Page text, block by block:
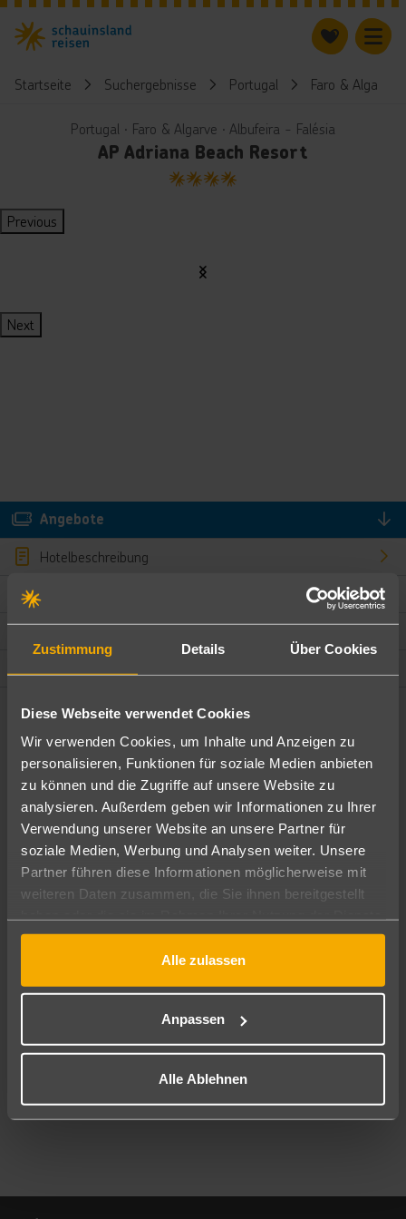
Zustimmung Details Über Cookies
Diese Webseite verwendet Cookies
Wir verwenden Cookies, um Inhalte und Anzeigen zu
personalisieren, Funktionen für soziale Medien anbieten
zu können und die Zugriffe auf unsere Website zu
analysieren. Außerdem geben wir Informationen zu Ihrer
Verwendung unserer Website an unsere Partner für
soziale Medien, Werbung und Analysen weiter. Unsere
Partner führen diese Informationen möglicherweise mit
weiteren Daten zusammen, die Sie ihnen bereitgestellt
gesammelt haben.
Alle zulassen
Anpassen
Alle Ablehnen
Startseite Suchergebnisse Portugal Faro & Algarve
Portugal ∙ Faro & Algarve ∙ Albufeira - Falésia
AP Adriana Beach Resort
4
Previous
Next
Angebote
Hotelbeschreibung
Bewertungen
Ändere die Kriterien nach deinen Wünschen
Pauschal Nur Hotel
Abflughafen
Alle Abflughäfen
10.08.26–08.08.27 7-21 Nächte
Mehr Filter anzeigen